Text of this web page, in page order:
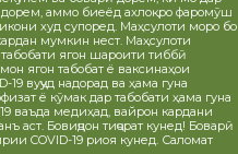
аммо биеёд ахлоқро фаромӯш
худ супоред. Маҳсулоти моро бо
мумкин нест. Маҳсулоти
ягон шароити тиббӣ
ягон табобат ё ваксинаҳои
вуҷуд надорад ва ҳама гуна
ё кӯмак дар табобати ҳама гуна
ваъда медиҳад, вайрон кардани
аст. Бовиҷдон тиҷорат кунед! Боварӣ
COVID-19 риоя кунед. Саломат